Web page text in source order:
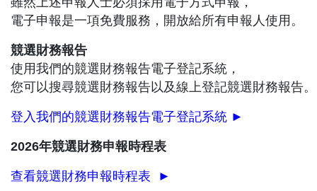
電子申報是一項免費服務，開放給所有申報人使用。
競選財務報告
使用我們的競選財務報告電子登記系統，
您可以搜尋競選財務報告以及線上登記競選財務報告。
登入我們的競選財務報告電子登記系統 ►
2026年競選財務申報時程表
查看競選財務申報時程表 ►